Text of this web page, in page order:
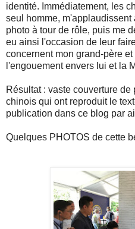
identité. Immédiatement, les
seul homme, m'applaudissent
photo à tour de rôle, puis me
eu ainsi l'occasion de leur
concernent mon grand-père
l'engouement envers lui et la
Résultat : vaste couverture
chinois qui ont reproduit le
publication dans ce blog par
Quelques PHOTOS de cette